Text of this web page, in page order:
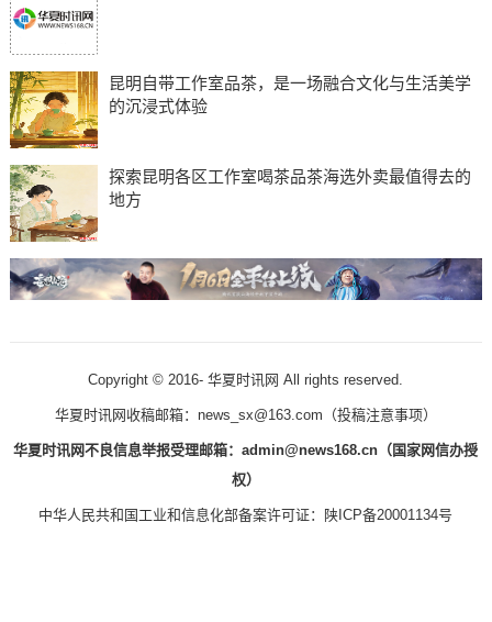
昆明自带工作室品茶，是一场融合文化与生活美学
的沉浸式体验
探索昆明各区工作室喝茶品茶海选外卖最值得去的
地方
Copyright © 2016- 华夏时讯网 All rights reserved.
华夏时讯网收稿邮箱：news_sx@163.com（投稿注意事项）
华夏时讯网不良信息举报受理邮箱：admin@news168.cn（国家网信办授
权）
中华人民共和国工业和信息化部备案许可证： 陕ICP备20001134号